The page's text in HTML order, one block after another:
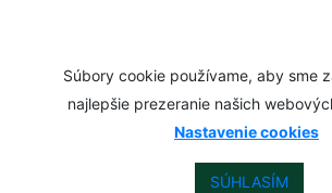
Súbory cookie používame, aby sme
najlepšie prezeranie našich
Nastavenie cookies
SÚHLASÍM